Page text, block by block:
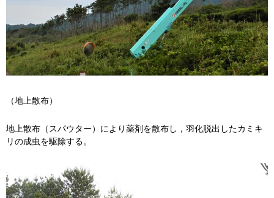
（地上散布）
地上散布（スパウター）により薬剤を散布し，羽化脱出したカミキ
リの成虫を駆除する。